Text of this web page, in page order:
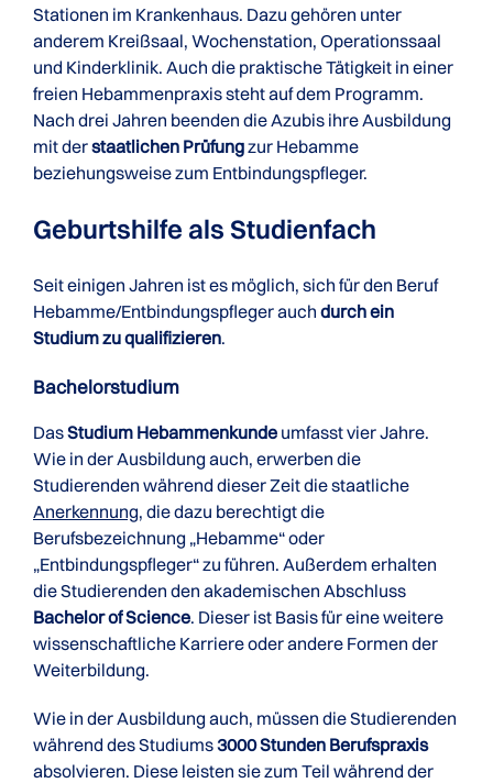
Stationen im Krankenhaus. Dazu gehören unter
anderem Kreißsaal, Wochenstation, Operationssaal
und Kinderklinik. Auch die praktische Tätigkeit in einer
freien Hebammenpraxis steht auf dem Programm.
Nach drei Jahren beenden die Azubis ihre Ausbildung
mit derstaatlichen Prüfungzur Hebamme
beziehungsweise zum Entbindungspfleger.
Geburtshilfe als Studienfach
Seit einigen Jahren ist es möglich, sich für den Beruf
Hebamme/Entbindungspfleger auch durch ein
Studium zu qualifizieren.
Bachelorstudium
DasStudium Hebammenkunde umfasst vier Jahre.
Wie in der Ausbildung auch, erwerben die
Studierenden während dieser Zeit die staatliche
Anerkennung, die dazu berechtigt die
Berufsbezeichnung „Hebamme“ oder
„Entbindungspfleger“ zu führen. Außerdem erhalten
die Studierenden den akademischen Abschluss
Bachelor of Science. Dieser ist Basis für eine weitere
wissenschaftliche Karriere oder andere Formen der
Weiterbildung.
Wie in der Ausbildung auch, müssen die Studierenden
während des Studiums3000 Stunden Berufspraxis
absolvieren. Diese leisten sie zum Teil während der